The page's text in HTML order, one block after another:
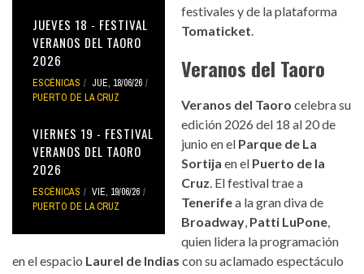
JUEVES 18 - FESTIVAL
VERANOS DEL TAORO
2026
ESCÉNICAS
JUE, 18/06/26
PUERTO DE LA CRUZ
VIERNES 19 - FESTIVAL
VERANOS DEL TAORO
2026
ESCÉNICAS
VIE, 19/06/26
PUERTO DE LA CRUZ
festivales y de la plataforma
Tomaticket.
Veranos del Taoro
Veranos del Taoro celebra su
edición 2026 del 18 al 20 de
junio en el Parque de La
Sortija en el Puerto de la
Cruz. El festival trae a
Tenerifea la gran diva de
Broadway, Patti LuPone,
quien lidera la programación
en el espacio Laurel de Indias con su aclamado espectáculo